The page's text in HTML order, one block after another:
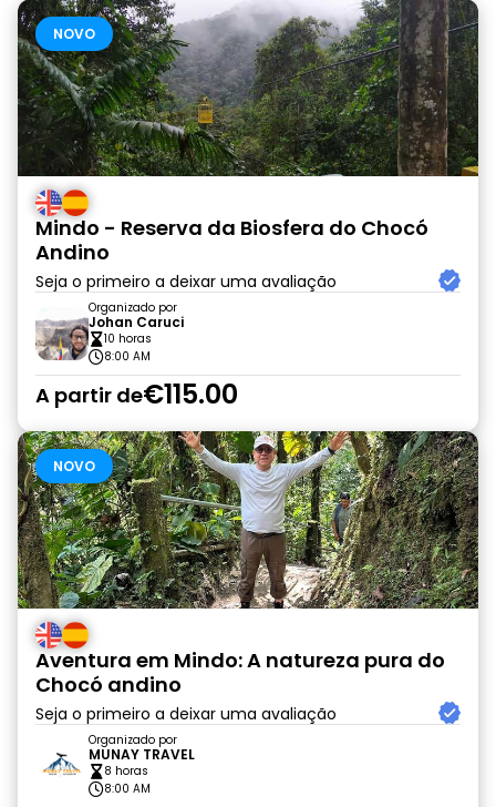
NOVO
Mindo - Reserva da Biosfera do Chocó
Andino
Seja o primeiro a deixar uma avaliação
Organizado por
Johan Caruci
10 horas
8:00 AM
A partir de€115.00
NOVO
Aventura em Mindo: A natureza pura do
Chocó andino
Seja o primeiro a deixar uma avaliação
Organizado por
MUNAY TRAVEL
8 horas
8:00 AM